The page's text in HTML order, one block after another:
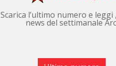
Scarica l’ultimo numero e
news del settimanale